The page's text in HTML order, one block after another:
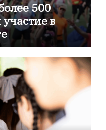
500
в